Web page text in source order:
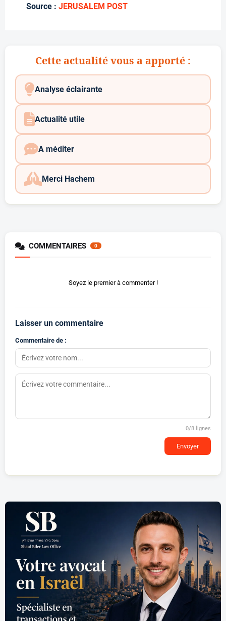
Source : JERUSALEM POST
Cette actualité vous a apporté :
Analyse éclairante
Actualité utile
A méditer
Merci Hachem
COMMENTAIRES 0
Soyez le premier à commenter !
Laisser un commentaire
Commentaire de :
0/8 lignes
Envoyer